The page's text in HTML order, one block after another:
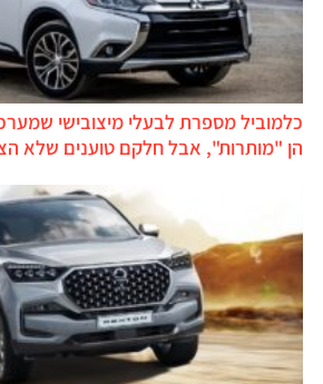
כלמוביל מספרת לבעלי מיצובישי
הן "מותרות", אבל חלקם טוענים שלא